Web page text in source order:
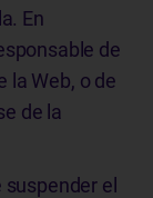
En
de
la Web, o de
de la
el